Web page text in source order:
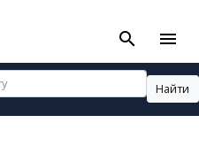
search menu
Найти